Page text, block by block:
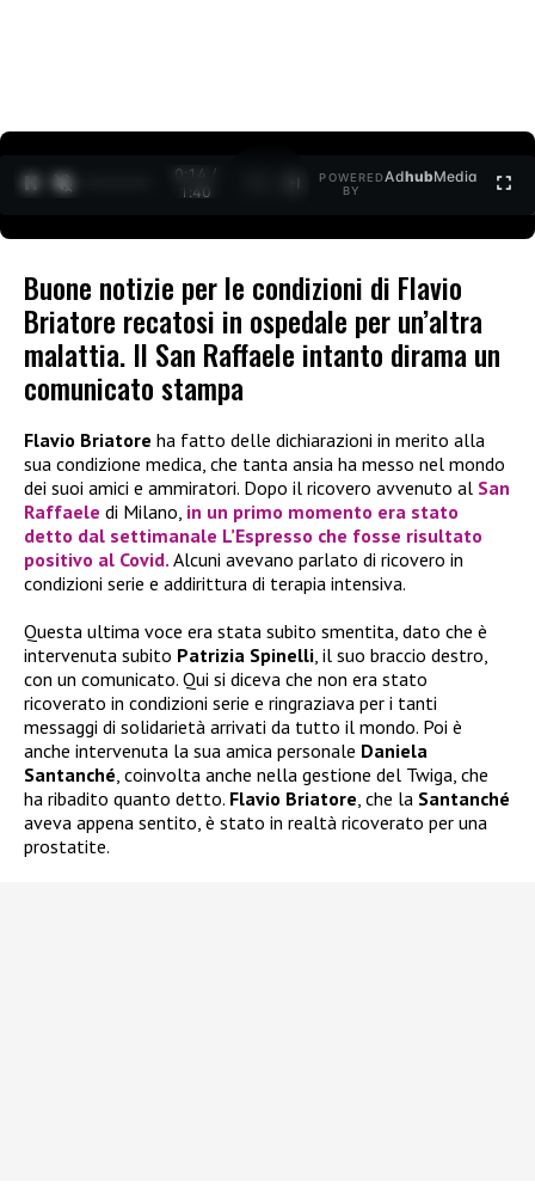
0:15 /
1:40
POWERED
BY
AdhubMedia
Buone notizie per le condizioni di Flavio
Briatore recatosi in ospedale per un’altra
malattia. Il San Raffaele intanto dirama un
comunicato stampa
Flavio Briatore ha fatto delle dichiarazioni in merito alla
sua condizione medica, che tanta ansia ha messo nel mondo
dei suoi amici e ammiratori. Dopo il ricovero avvenuto al San
Raffaele di Milano, in un primo momento era stato
detto dal settimanale L’Espresso che fosse risultato
positivo al Covid. Alcuni avevano parlato di ricovero in
condizioni serie e addirittura di terapia intensiva.
Questa ultima voce era stata subito smentita, dato che è
intervenuta subito Patrizia Spinelli, il suo braccio destro,
con un comunicato. Qui si diceva che non era stato
ricoverato in condizioni serie e ringraziava per i tanti
messaggi di solidarietà arrivati da tutto il mondo. Poi è
anche intervenuta la sua amica personale Daniela
Santanché, coinvolta anche nella gestione del Twiga, che
ha ribadito quanto detto. Flavio Briatore, che la Santanché
aveva appena sentito, è stato in realtà ricoverato per una
prostatite.